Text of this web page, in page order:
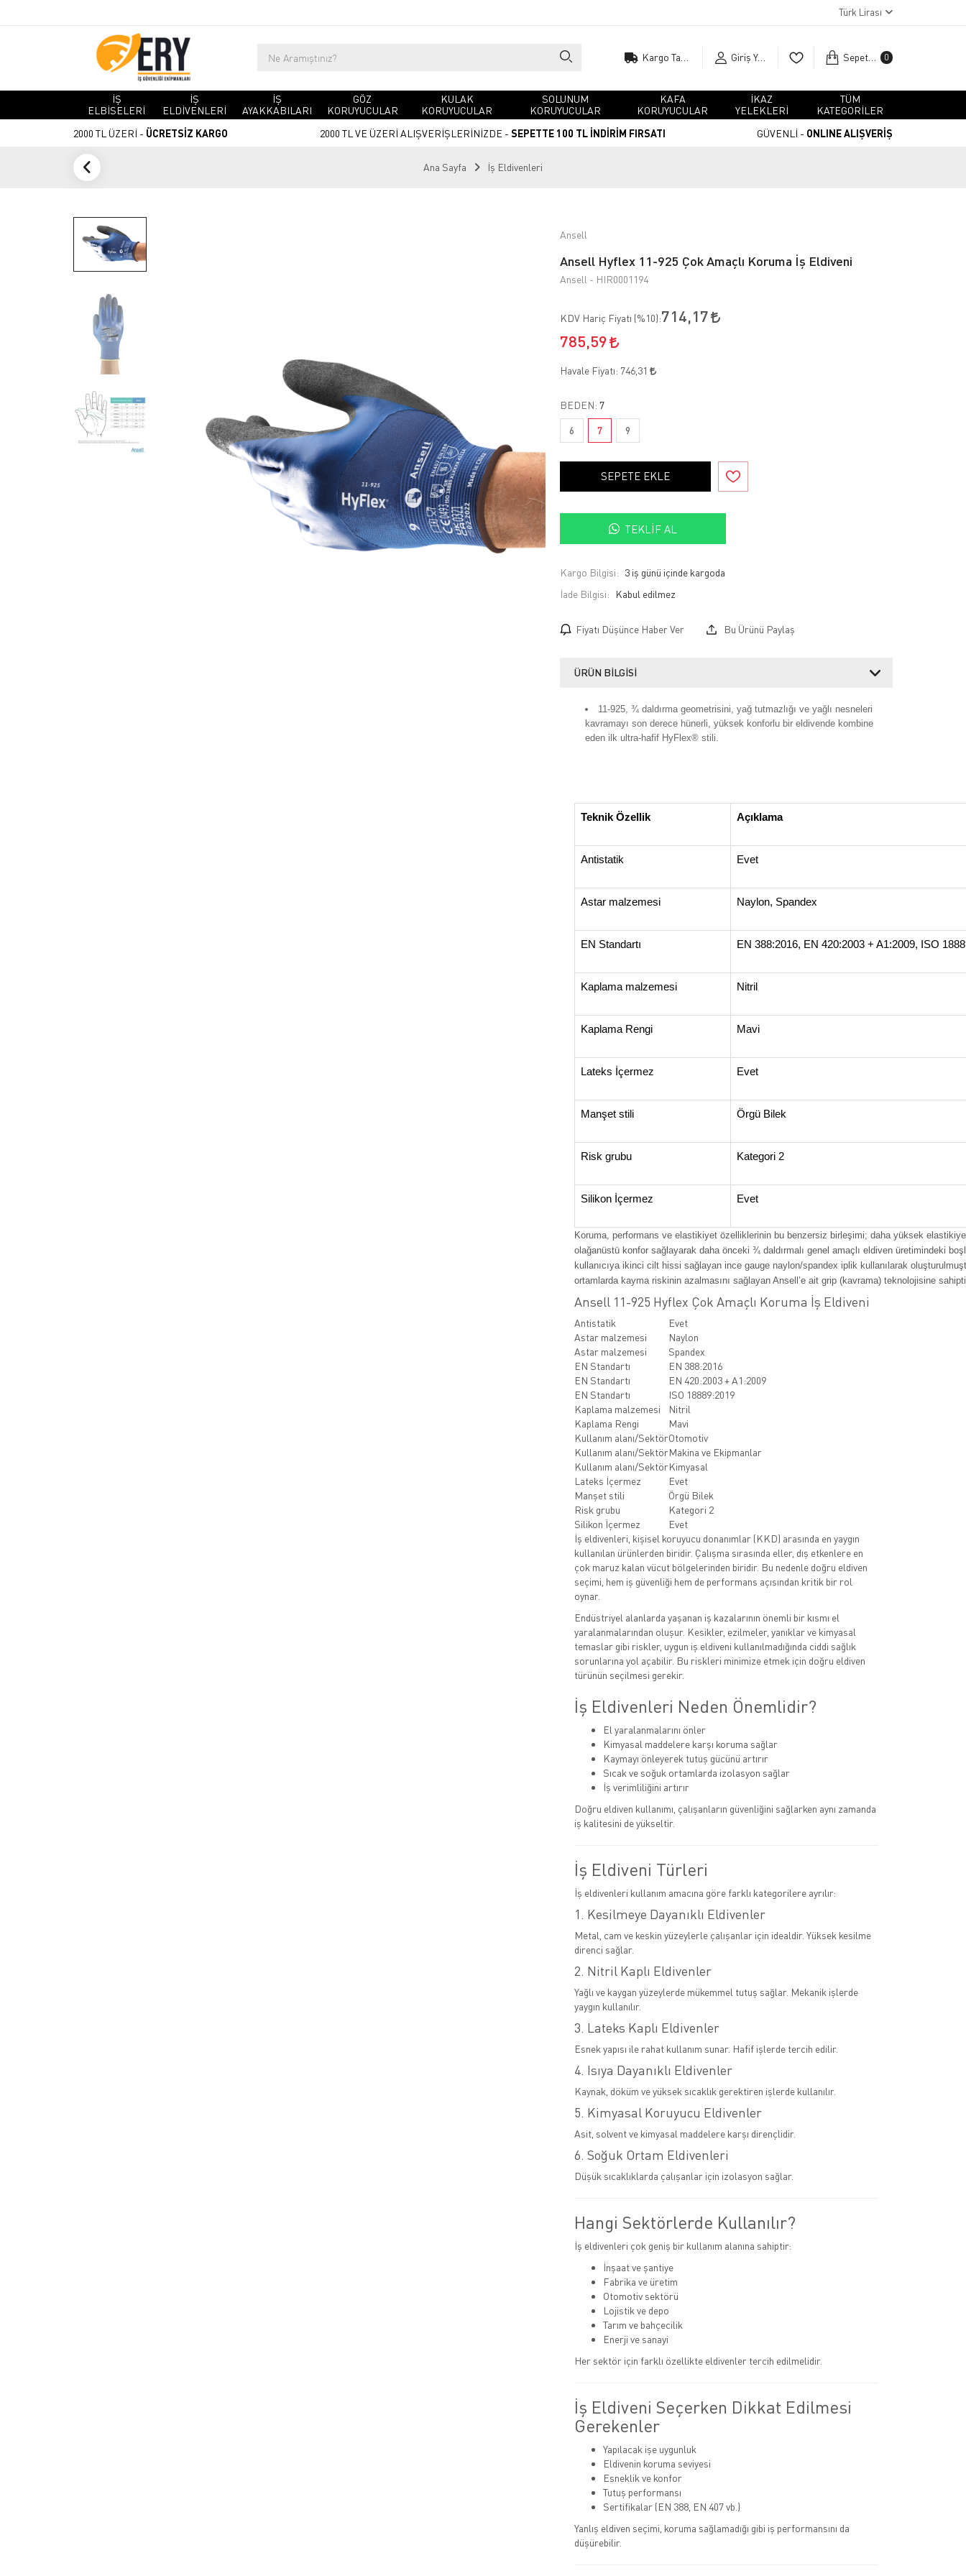
Türk Lirası
Giriş Yap Sepetim 0
İŞ
ELBİSELERİ
İŞ
ELDİVENLERİ
İŞ
AYAKKABILARI
GÖZ
KORUYUCULAR
KULAK
KORUYUCULAR
SOLUNUM
KORUYUCULAR
KAFA
KORUYUCULAR
İKAZ
YELEKLERİ
TÜM
KATEGORİLER
2000 TL ÜZERİ - ÜCRETSİZ KARGO 2000 TL VE ÜZERİ ALIŞVERİŞLERİNİZDE - SEPETTE 100 TL İNDİRİM FIRSATI GÜVENLİ - ONLINE ALIŞVERİŞ
Ana Sayfa İş Eldivenleri
Ansell
Ansell Hyflex 11-925 Çok Amaçlı Koruma İş Eldiveni
Ansell - HIR0001194
KDV Hariç Fiyatı (%10):714,17
785,59
Havale Fiyatı: 746,31
BEDEN: 7
6 7 9
SEPETE EKLE
TEKLIF AL
Kargo Bilgisi: 3 iş günü içinde kargoda
İade Bilgisi:
Fiyatı Düşünce Haber Ver Bu Ürünü Paylaş
ÜRÜN BILGISI
11-925, ¾ daldırma geometrisini, yağ tutmazlığı ve yağlı nesneleri
kavramayı son derece hünerli, yüksek konforlu bir eldivende kombine
eden ilk ultra-hafif HyFlex® stili.
Teknik Özellik Açıklama
Antistatik Evet
Astar malzemesi Naylon, Spandex
EN Standartı EN 388:2016, EN 420:2003 + A1:2009, ISO
Kaplama malzemesi Nitril
Kaplama Rengi Mavi
Lateks İçermez Evet
Manşet stili Örgü Bilek
Risk grubu Kategori 2
Silikon İçermez Evet
Koruma, performans ve elastikiyet özelliklerinin bu benzersiz birleşimi; daha yüksek
olağanüstü konfor sağlayarak daha önceki ¾ daldırmalı genel amaçlı eldiven üretimindeki
kullanıcıya ikinci cilt hissi sağlayan ince gauge naylon/spandex iplik kullanılarak
ortamlarda kayma riskinin azalmasını sağlayan Ansell’e ait grip (kavrama) teknolojisine
Ansell 11-925 Hyflex Çok Amaçlı Koruma İş Eldiveni
Antistatik
Evet
Astar malzemesi
Naylon
Astar malzemesi
Spandex
EN Standartı
EN 388:2016
EN Standartı
EN 420:2003 + A1:2009
EN Standartı
ISO 18889:2019
Kaplama malzemesi
Nitril
Kaplama Rengi
Mavi
Kullanım alanı/SektörOtomotiv
Kullanım alanı/SektörMakina ve Ekipmanlar
Kullanım alanı/SektörKimyasal
Lateks İçermez
Evet
Manşet stili
Örgü Bilek
Risk grubu
Kategori 2
Silikon İçermez
Evet
İş eldivenleri, kişisel koruyucu donanımlar (KKD) arasında en yaygın
kullanılan ürünlerden biridir. Çalışma sırasında eller, dış etkenlere en
çok maruz kalan vücut bölgelerinden biridir. Bu nedenle doğru eldiven
seçimi, hem iş güvenliği hem de performans açısından kritik bir rol
oynar.
Endüstriyel alanlarda yaşanan iş kazalarının önemli bir kısmı el
yaralanmalarından oluşur. Kesikler, ezilmeler, yanıklar ve kimyasal
temaslar gibi riskler, uygun iş eldiveni kullanılmadığında ciddi sağlık
sorunlarına yol açabilir. Bu riskleri minimize etmek için doğru eldiven
türünün seçilmesi gerekir.
İş Eldivenleri Neden Önemlidir?
El yaralanmalarını önler
Kimyasal maddelere karşı koruma sağlar
Kaymayı önleyerek tutuş gücünü artırır
Sıcak ve soğuk ortamlarda izolasyon sağlar
İş verimliliğini artırır
Doğru eldiven kullanımı, çalışanların güvenliğini sağlarken aynı zamanda
iş kalitesini de yükseltir.
İş Eldiveni Türleri
İş eldivenleri kullanım amacına göre farklı kategorilere ayrılır:
1. Kesilmeye Dayanıklı Eldivenler
Metal, cam ve keskin yüzeylerle çalışanlar için idealdir. Yüksek kesilme
direnci sağlar.
2. Nitril Kaplı Eldivenler
Yağlı ve kaygan yüzeylerde mükemmel tutuş sağlar. Mekanik işlerde
yaygın kullanılır.
3. Lateks Kaplı Eldivenler
Esnek yapısı ile rahat kullanım sunar. Hafif işlerde tercih edilir.
4. Isıya Dayanıklı Eldivenler
Kaynak, döküm ve yüksek sıcaklık gerektiren işlerde kullanılır.
5. Kimyasal Koruyucu Eldivenler
Asit, solvent ve kimyasal maddelere karşı dirençlidir.
6. Soğuk Ortam Eldivenleri
Düşük sıcaklıklarda çalışanlar için izolasyon sağlar.
Hangi Sektörlerde Kullanılır?
İş eldivenleri çok geniş bir kullanım alanına sahiptir:
İnşaat ve şantiye
Fabrika ve üretim
Otomotiv sektörü
Lojistik ve depo
Tarım ve bahçecilik
Enerji ve sanayi
Her sektör için farklı özellikte eldivenler tercih edilmelidir.
İş Eldiveni Seçerken Dikkat Edilmesi
Gerekenler
Yapılacak işe uygunluk
Eldivenin koruma seviyesi
Esneklik ve konfor
Tutuş performansı
Sertifikalar (EN 388, EN 407 vb.)
Yanlış eldiven seçimi, koruma sağlamadığı gibi iş performansını da
düşürebilir.